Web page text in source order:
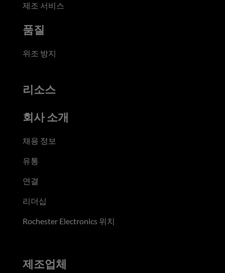
제조 서비스
품질
위조 방지
리소스
회사 소개
채용 정보
유통
연결
리더십
Rochester Electronics 위치
제조업체